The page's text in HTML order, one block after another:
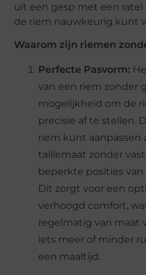
uit een gesp met een ratel
de riem nauwkeurig kunt
Waarom zijn riemen
Perfecte Pasvorm:
van een riem zonder
mogelijkheid om de
precisie af te stellen.
riem kunt aanpassen
taillemaat zonder
beperkte posities
Dit zorgt voor een
verhoogd comfort,
regelmatig van maat
iets meer of minder
een maaltijd.